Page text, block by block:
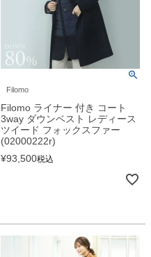
Filomo
Filomo ライナー 付き コート
3way ダウンベスト レディース
ツイード フォックスファー
(02000222r)
¥93,500税込